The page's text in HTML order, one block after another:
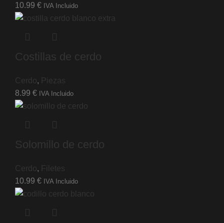
10.99 € IVA Incluido
Costillas de cerdo
Cerdo, Piezas
8.99 € IVA Incluido
Solomillo de cerdo
Cerdo, Filetes
10.99 € IVA Incluido